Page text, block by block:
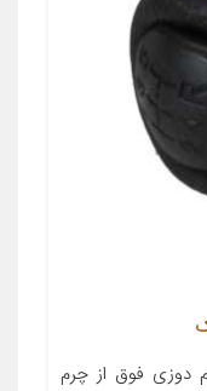
دوزی فوق از چرم